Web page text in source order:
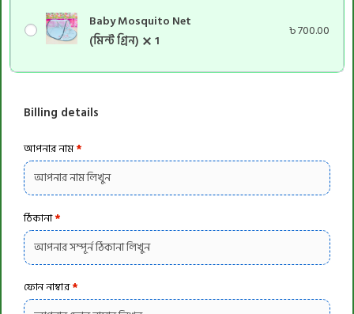
Baby Mosquito Net
(মিন্ট গ্রিন)
1
৳700.00
Billing details
আপনার নাম*
ঠিকানা*
ফোন নাম্বার*